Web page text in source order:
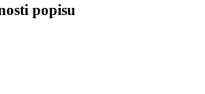
popisu